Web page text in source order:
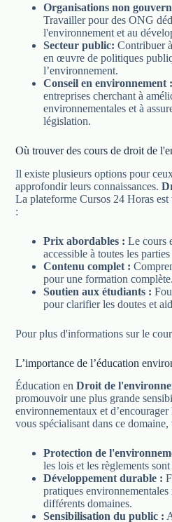
Organisations non
Travailler pour des ONG
l'environnement et au
Secteur public: Contribuer
en œuvre de politiques
l’environnement.
Conseil en environnement :
entreprises cherchant à
environnementales et à
législation.
Où trouver des cours de droit de
Il existe plusieurs options pour
approfondir leurs connaissances.
La plateforme Cursos 24 Horas
:
Prix abordables : Le cours
accessible à toutes les parties
Contenu complet :
pour une formation complète.
Soutien aux étudiants :
pour clarifier les doutes et
Pour plus d'informations sur le
L’importance de l’éducation
Éducation enDroit de
promouvoir une plus grande
environnementaux et
vous spécialisant dans ce
Protection de
les lois et les règlements
Développement durable :
pratiques environnementales
différents domaines.
Sensibilisation du public :